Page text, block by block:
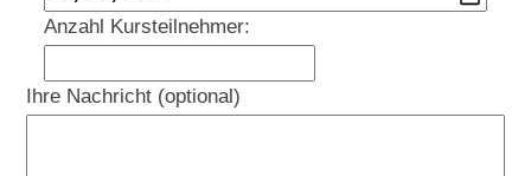
Anzahl Kursteilnehmer:
Ihre Nachricht (optional)